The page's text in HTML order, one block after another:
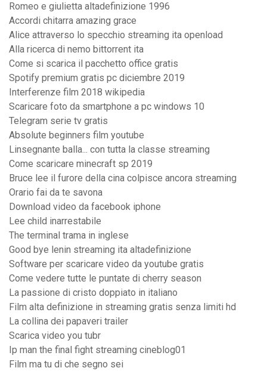
Romeo e giulietta altadefinizione 1996
Accordi chitarra amazing grace
Alice attraverso lo specchio streaming ita openload
Alla ricerca di nemo bittorrent ita
Come si scarica il pacchetto office gratis
Spotify premium gratis pc diciembre 2019
Interferenze film 2018 wikipedia
Scaricare foto da smartphone a pc windows 10
Telegram serie tv gratis
Absolute beginners film youtube
Linsegnante balla... con tutta la classe streaming
Come scaricare minecraft sp 2019
Bruce lee il furore della cina colpisce ancora streaming
Orario fai da te savona
Download video da facebook iphone
Lee child inarrestabile
The terminal trama in inglese
Good bye lenin streaming ita altadefinizione
Software per scaricare video da youtube gratis
Come vedere tutte le puntate di cherry season
La passione di cristo doppiato in italiano
Film alta definizione in streaming gratis senza limiti hd
La collina dei papaveri trailer
Scarica video you tubr
Ip man the final fight streaming cineblog01
Film ma tu di che segno sei